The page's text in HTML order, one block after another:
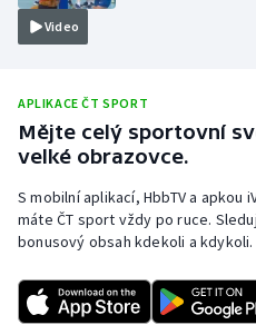
Plavání
Ragby
Rychlobruslení
Rychlostní kanoistika
Short track
Video
APLIKACE ČT SPORT
Mějte celý sportovní
velké obrazovce.
S mobilní aplikací, HbbTV a
máte ČT sport vždy po ruce.
bonusový obsah kdekoli a kdykoli.